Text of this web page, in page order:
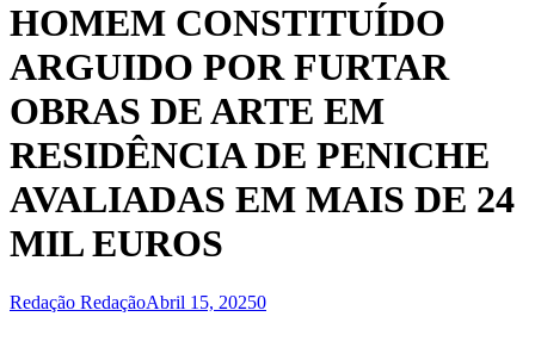
HOMEM CONSTITUÍDO
ARGUIDO POR FURTAR
OBRAS DE ARTE EM
RESIDÊNCIA DE PENICHE
AVALIADAS EM MAIS DE 24
MIL EUROS
Redação RedaçãoAbril 15, 20250